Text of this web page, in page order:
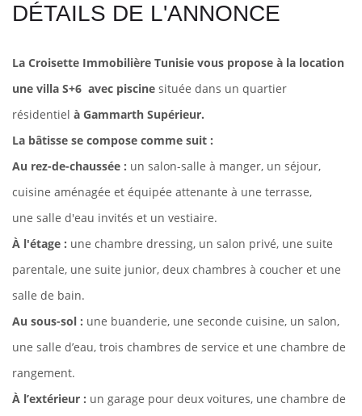
DÉTAILS DE L'ANNONCE
La Croisette Immobilière Tunisie vous propose à la location
une villa S+6 avec piscine située dans un quartier
résidentiel à Gammarth Supérieur.
La bâtisse se compose comme suit :
Au rez-de-chaussée : un salon-salle à manger, un séjour,
cuisine aménagée et équipée attenante à une terrasse,
une salle d'eau invités et un vestiaire.
À l'étage : une chambre dressing, un salon privé, une suite
parentale, une suite junior, deux chambres à coucher et une
salle de bain.
Au sous-sol : une buanderie, une seconde cuisine, un salon,
une salle d’eau, trois chambres de service et une chambre de
rangement.
À l’extérieur : un garage pour deux voitures, une chambre de